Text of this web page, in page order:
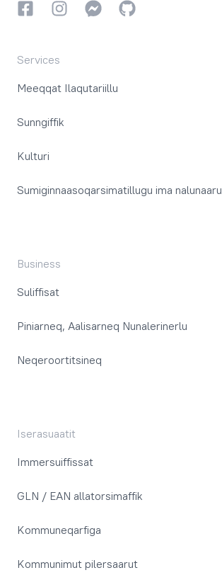
FacebookkiInstagrammiInstagrammi
GitHub
Services
Meeqqat Ilaqutariillu
Sunngiffik
Kulturi
Sumiginnaasoqarsimatillugu ima
Business
Suliffisat
Piniarneq, Aalisarneq Nunalerinerlu
Neqeroortitsineq
Iserasuaatit
Immersuiffissat
GLN / EAN allatorsimaffik
Kommuneqarfiga
Kommunimut pilersaarut